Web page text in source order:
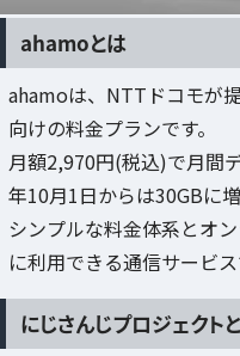
ahamoとは
ahamoは、NTTドコモが
向けの料金プランです。
月額2,970円(税込)で月間
年10月1日からは30GBに増
シンプルな料金体系とオ
に利用できる通信サービス
にじさんじプロジェクト